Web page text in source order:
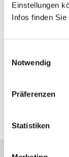
Einstellungen
Infos finden Sie
Notwendig
Präferenzen
Statistiken